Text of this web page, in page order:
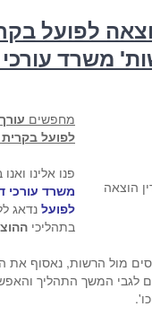
לפועל
משרד עורכי
הוצאה
מחפשים
לפועל בקרית
פנו אלינו
משרד עורכי
לפועל נדאג
בתהליכי
מול הרשות, נאסוף את
לגבי המשך התהליך